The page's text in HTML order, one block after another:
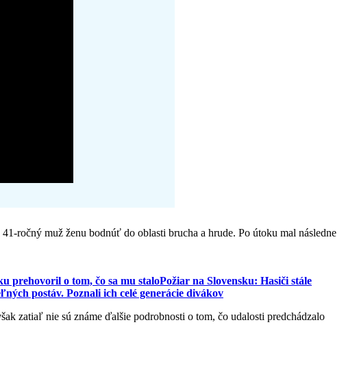
ročný muž ženu bodnúť do oblasti brucha a hrude. Po útoku mal následne
prehovoril o tom, čo sa mu staloPožiar na Slovensku: Hasiči stále
postáv. Poznali ich celé generácie divákov
zatiaľ nie sú známe ďalšie podrobnosti o tom, čo udalosti predchádzalo